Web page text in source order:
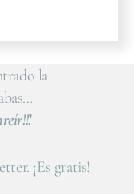
la
¡Es gratis!